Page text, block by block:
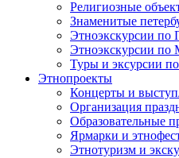
Религиозные
Знаменитые
Этноэкскурсии по
Этноэкскурсии по
Туры и эксурсии
Этнопроекты
Концерты и
Организация
Образовательные
Ярмарки и
Этнотуризм и